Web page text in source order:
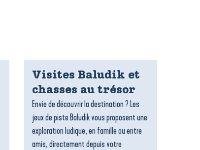
Visites Baludik et
chasses au trésor
Envie de découvrir la destination ? Les
jeux de piste Baludik vous proposent une
exploration ludique, en famille ou entre
amis, directement depuis votre